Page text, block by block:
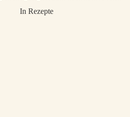
In Rezepte